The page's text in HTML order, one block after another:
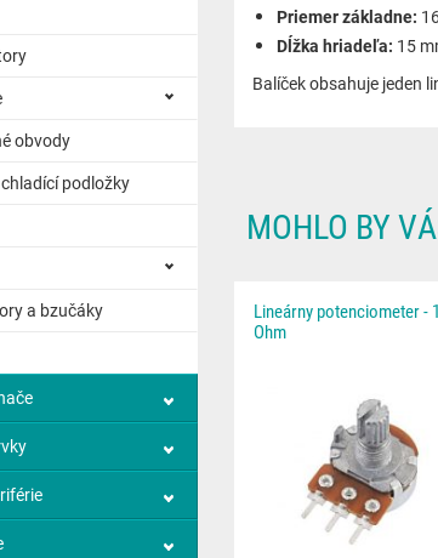
Priemer základne:
Dĺžka hriadeľa: 15
Balíček obsahuje jeden
MOHLO BY
Lineárny potenciometer -
Ohm
obvody
podložky
a bzučáky